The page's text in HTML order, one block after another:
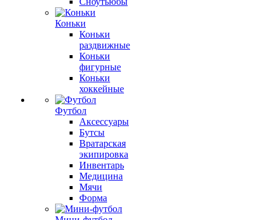
Коньки
Коньки
раздвижные
Коньки
фигурные
Коньки
хоккейные
Футбол
Аксессуары
Бутсы
Вратарская
экипировка
Инвентарь
Медицина
Мячи
Форма